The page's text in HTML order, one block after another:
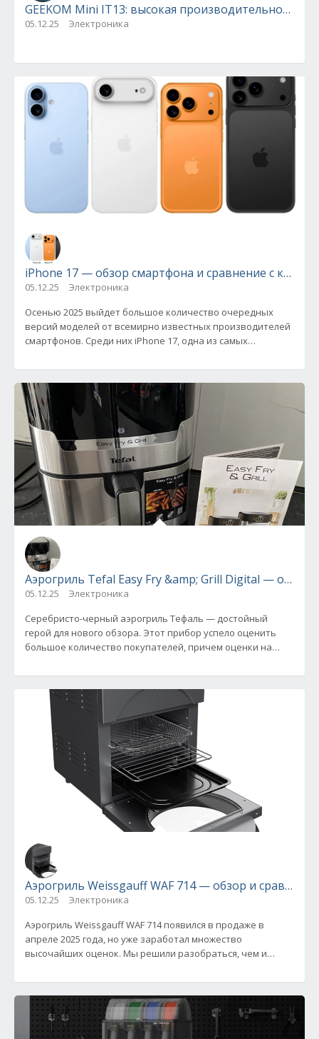
GEEKOM Mini IT13: высокая производительность в
05.12.25 Электроника
iPhone 17 — обзор смартфона и сравнение с
05.12.25
Электроника
Осенью 2025 выйдет большое количество очередных
версий моделей от всемирно известных производителей
смартфонов. Среди них iPhone 17, одна из самых
Аэрогриль Tefal Easy Fry &amp; Grill Digital — обзор
05.12.25
Электроника
Серебристо-черный аэрогриль Тефаль — достойный
герой для нового обзора. Этот прибор успело оценить
большое количество покупателей, причем оценки на
Аэрогриль Weissgauff WAF 714 — обзор и
05.12.25
Электроника
Аэрогриль Weissgauff WAF 714 появился в продаже в
апреле 2025 года, но уже заработал множество
высочайших оценок. Мы решили разобраться, чем и